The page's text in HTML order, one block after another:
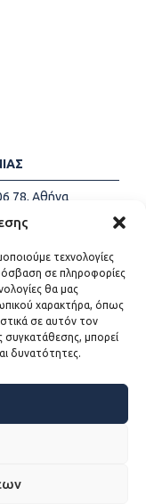
τεχνολογίες
σε πληροφορίες
θα μας
χαρακτήρα, όπως
σε αυτόν τον
μπορεί
δυνατότητες.
78, Αθήνα
- ΣΥΝΕΡΓΑΣΙΑ Α.Ε.